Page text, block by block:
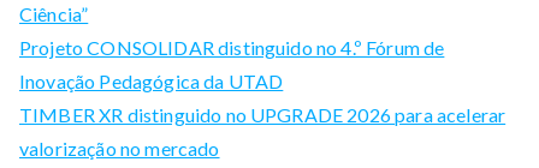
Ciência”
Projeto CONSOLIDAR distinguido no 4.º Fórum de
Inovação Pedagógica da UTAD
TIMBER XR distinguido no UPGRADE 2026 para acelerar
valorização no mercado